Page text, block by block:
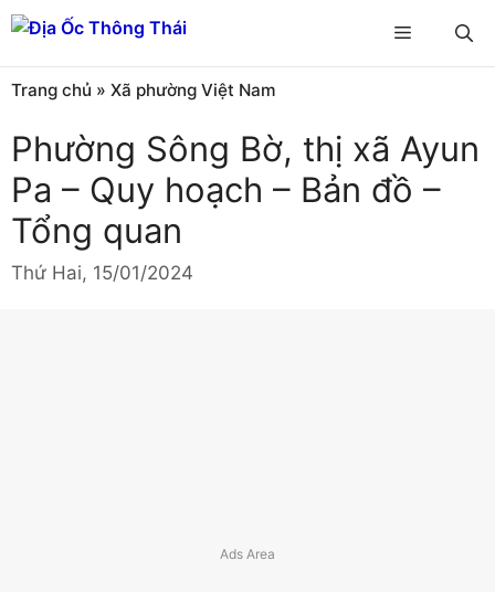
Chuyển
đến
nội
dung
Menu
Trang chủ » Xã phường Việt Nam
Phường Sông Bờ, thị xã Ayun
Pa – Quy hoạch – Bản đồ –
Tổng quan
Thứ Hai, 15/01/2024